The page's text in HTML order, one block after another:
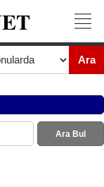
Ara
Ara Bul